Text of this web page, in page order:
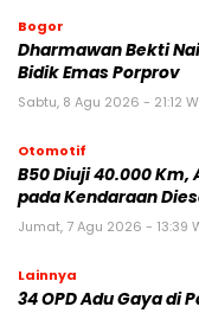
Bogor
Dharmawan Bekti
Bidik Emas Porprov
Sabtu, 8 Agu 2026 - 21:12
Otomotif
B50 Diuji 40.000 Km,
pada Kendaraan
Jumat, 7 Agu 2026 - 13:39
Lainnya
34 OPD Adu Gaya di